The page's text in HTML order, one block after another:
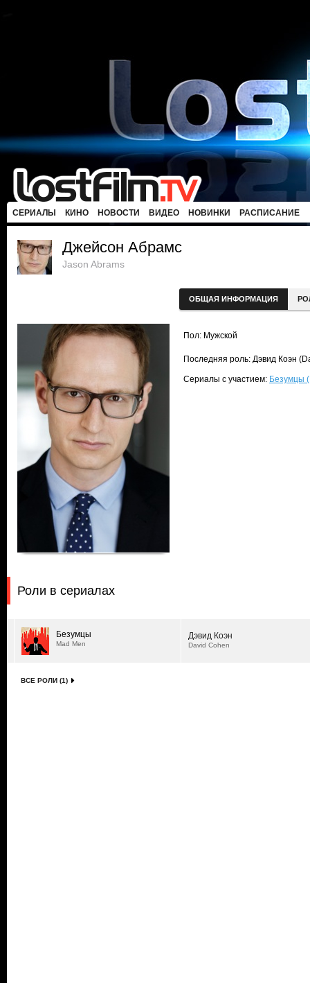
СЕРИАЛЫ КИНО НОВОСТИ ВИДЕО НОВИНКИ РАСПИСАНИЕ
Джейсон Абрамс
Jason Abrams
ОБЩАЯ ИНФОРМАЦИЯ
Пол: Мужской
Последняя роль: Дэвид Коэн
Сериалы с участием: Безумцы
Роли в сериалах
Безумцы
Mad Men
Дэвид Коэн
David Cohen
ВСЕ РОЛИ (1)